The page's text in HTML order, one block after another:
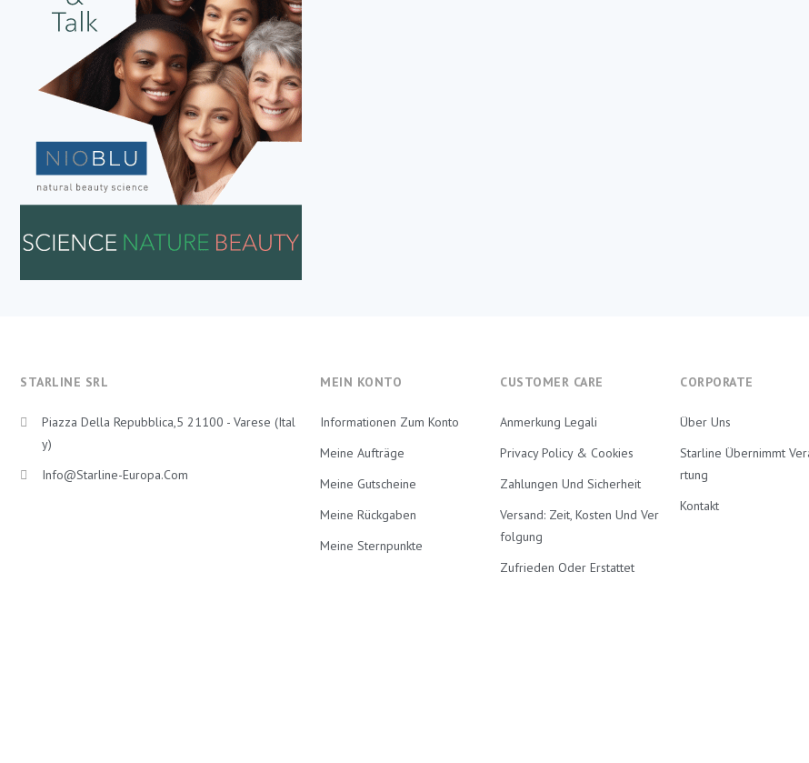
STARLINE SRL
Piazza Della Repubblica,5 21100 - Varese (Ital
Y)
Info@starline-Europa.com
MEIN KONTO
Informationen Zum Konto
Meine Aufträge
Meine Gutscheine
Meine Rückgaben
Meine Sternpunkte
CUSTOMER CARE
Anmerkung Legali
Privacy Policy & Cookies
Zahlungen Und Sicherheit
Versand: Zeit, Kosten Und Ver
Folgung
Zufrieden Oder Erstattet
CORPORATE
Über Uns
Starline Übernimmt
Rtung
Kontakt